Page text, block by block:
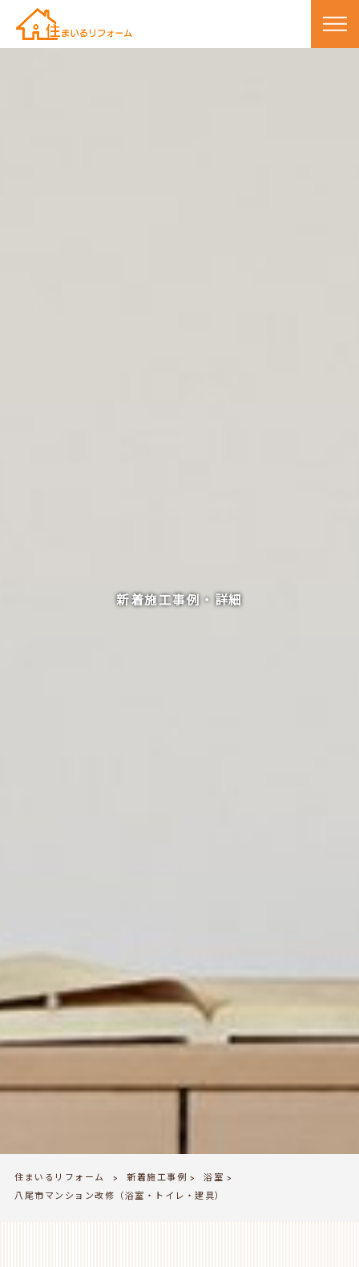
新着施工事例・詳細
住まいるリフォーム > 新着施工事例 > 浴室 >
八尾市マンション改修（浴室・トイレ・建具）